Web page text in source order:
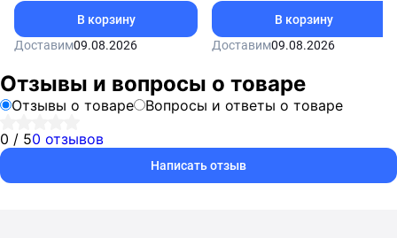
В корзину
Доставим09.08.2026
В корзину
Доставим09.08.2026
Отзывы и вопросы о товаре
Отзывы о товаре
Вопросы и ответы о товаре
0 / 50 отзывов
Написать отзыв